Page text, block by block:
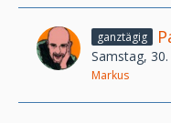
ganztägig
Samstag,
Markus